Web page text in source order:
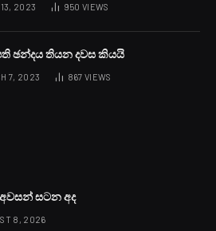
2023 950 VIEWS
ඡන්දය තියන දවස කියයි
7, 2023 867 VIEWS
අවසන් සටන අද
8, 2026